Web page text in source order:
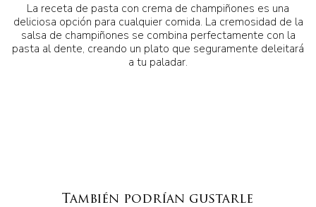
La receta de pasta con crema de champiñones es una
deliciosa opción para cualquier comida. La cremosidad de la
salsa de champiñones se combina perfectamente con la
pasta al dente, creando un plato que seguramente deleitará
a tu paladar.
También podrían gustarle